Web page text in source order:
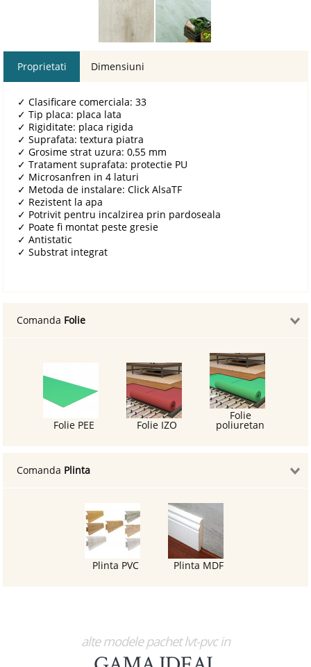
Proprietati Dimensiuni
✓ Clasificare comerciala: 33
✓ Tip placa: placa lata
✓ Rigiditate: placa rigida
✓ Suprafata: textura piatra
✓ Grosime strat uzura: 0,55 mm
✓ Tratament suprafata: protectie PU
✓ Microsanfren in 4 laturi
✓ Metoda de instalare: Click AlsaTF
✓ Rezistent la apa
✓ Potrivit pentru incalzirea prin pardoseala
✓ Poate fi montat peste gresie
✓ Antistatic
✓ Substrat integrat
Comanda Folie
Folie PEE Folie IZO
Folie
poliuretan
Comanda Plinta
Plinta PVC Plinta MDF
alte modele pachet lvt-pvc in